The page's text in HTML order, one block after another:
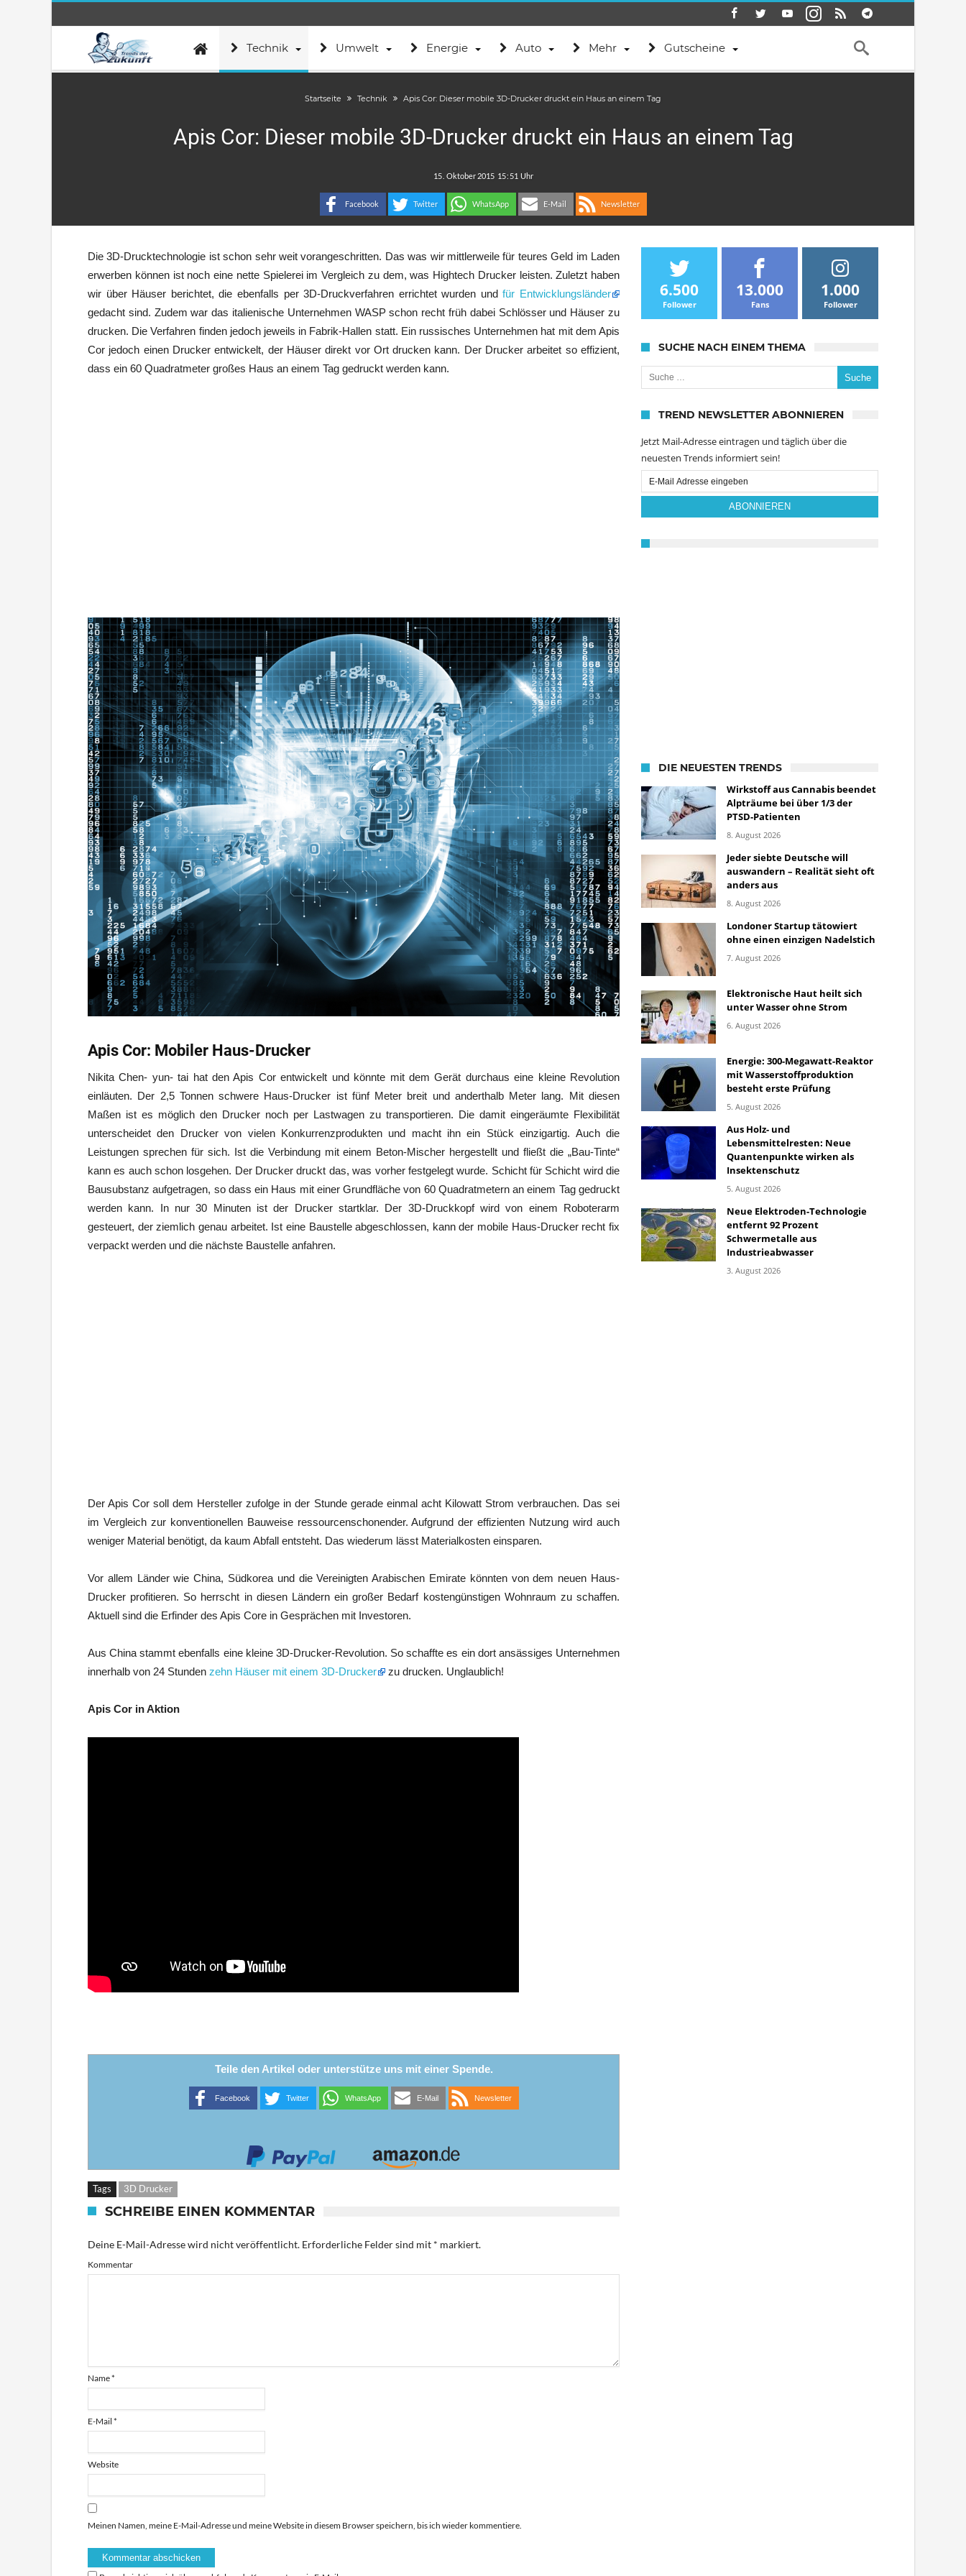
Technik Umwelt Energie Auto Mehr Gutscheine
Startseite Technik Apis Cor: Dieser mobile 3D-Drucker druckt ein Haus an einem Tag
Apis Cor: Dieser mobile 3D-Drucker druckt ein Haus an einem Tag
:
Facebook Twitter WhatsApp E-Mail Newsletter
Die 3D-Drucktechnologie ist schon sehr weit vorangeschritten. Das was wir mittlerweile für teures Geld im Laden
erwerben können ist noch eine nette Spielerei im Vergleich zu dem, was Hightech Drucker leisten. Zuletzt haben
wir über Häuser berichtet, die ebenfalls per 3D-Druckverfahren errichtet wurden undfür Entwicklungsländer
gedacht sind. Zudem war das italienische Unternehmen WASP schon recht früh dabei Schlösser und Häuser zu
drucken. Die Verfahren finden jedoch jeweils in Fabrik-Hallen statt. Ein russisches Unternehmen hat mit dem Apis
Cor jedoch einen Drucker entwickelt, der Häuser direkt vor Ort drucken kann. Der Drucker arbeitet so effizient,
dass ein 60 Quadratmeter großes Haus an einem Tag gedruckt werden kann.
Apis Cor: Mobiler Haus-Drucker
Nikita Chen- yun- tai hat den Apis Cor entwickelt und könnte mit dem Gerät durchaus eine kleine Revolution
einläuten. Der 2,5 Tonnen schwere Haus-Drucker ist fünf Meter breit und anderthalb Meter lang. Mit diesen
Maßen ist es möglich den Drucker noch per Lastwagen zu transportieren. Die damit eingeräumte Flexibilität
unterscheidet den Drucker von vielen Konkurrenzprodukten und macht ihn ein Stück einzigartig. Auch die
Leistungen sprechen für sich. Ist die Verbindung mit einem Beton-Mischer hergestellt und fließt die „Bau-Tinte“
kann es auch schon losgehen. Der Drucker druckt das, was vorher festgelegt wurde. Schicht für Schicht wird die
Bausubstanz aufgetragen, so dass ein Haus mit einer Grundfläche von 60 Quadratmetern an einem Tag gedruckt
werden kann. In nur 30 Minuten ist der Drucker startklar. Der 3D-Druckkopf wird von einem Roboterarm
gesteuert, der ziemlich genau arbeitet. Ist eine Baustelle abgeschlossen, kann der mobile Haus-Drucker recht fix
verpackt werden und die nächste Baustelle anfahren.
Der Apis Cor soll dem Hersteller zufolge in der Stunde gerade einmal acht Kilowatt Strom verbrauchen. Das sei
im Vergleich zur konventionellen Bauweise ressourcenschonender. Aufgrund der effizienten Nutzung wird auch
weniger Material benötigt, da kaum Abfall entsteht. Das wiederum lässt Materialkosten einsparen.
Vor allem Länder wie China, Südkorea und die Vereinigten Arabischen Emirate könnten von dem neuen Haus-
Drucker profitieren. So herrscht in diesen Ländern ein großer Bedarf kostengünstigen Wohnraum zu schaffen.
Aktuell sind die Erfinder des Apis Core in Gesprächen mit Investoren.
Aus China stammt ebenfalls eine kleine 3D-Drucker-Revolution. So schaffte es ein dort ansässiges Unternehmen
innerhalb von 24 Stunden zehn Häuser mit einem 3D-Drucker zu drucken. Unglaublich!
Apis Cor in Aktion
Teile den Artikel oder unterstütze uns mit einer Spende.
Facebook Twitter WhatsApp E-Mail Newsletter
Tags 3D Drucker
SCHREIBE EINEN KOMMENTAR
Deine E-Mail-Adresse wird nicht veröffentlicht. Erforderliche Felder sind mit * markiert.
Kommentar
Name*
E-Mail *
Website
Meinen Namen, meine E-Mail-Adresse und meine Website in diesem Browser speichern, bis ich wieder kommentiere.
6.500
Follower
13.000
Fans
1.000
Follower
SUCHE NACH EINEM THEMA
Suche nach:
TREND NEWSLETTER ABONNIEREN
Jetzt Mail-Adresse eintragen und täglich über die
neuesten Trends informiert sein!
Email
Subscription
ABONNIEREN
DIE NEUESTEN TRENDS
Wirkstoff aus Cannabis beendet
Alpträume bei über 1/3 der
PTSD-Patienten
8. August 2026
Jeder siebte Deutsche will
auswandern – Realität sieht oft
anders aus
8. August 2026
Londoner Startup tätowiert
ohne einen einzigen Nadelstich
7. August 2026
Elektronische Haut heilt sich
unter Wasser ohne Strom
6. August 2026
Energie: 300-Megawatt-Reaktor
mit Wasserstoffproduktion
besteht erste Prüfung
5. August 2026
Aus Holz- und
Lebensmittelresten: Neue
Quantenpunkte wirken als
Insektenschutz
5. August 2026
Neue Elektroden-Technologie
entfernt 92 Prozent
Schwermetalle aus
Industrieabwasser
3. August 2026